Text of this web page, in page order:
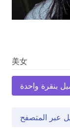
بنقرة واحدة
عبر المتصفح